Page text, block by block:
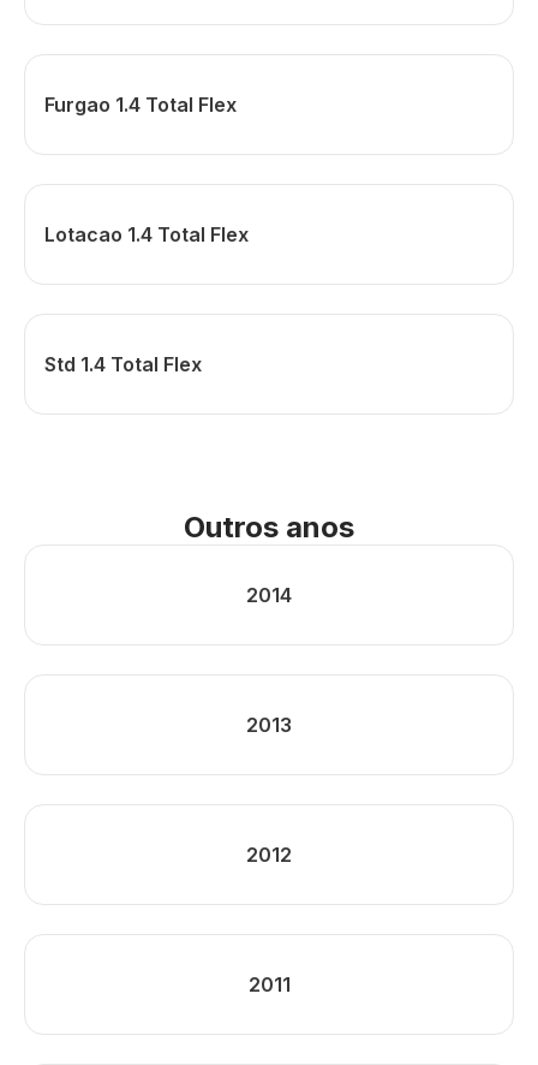
Furgao 1.4 Total Flex
Lotacao 1.4 Total Flex
Std 1.4 Total Flex
Outros anos
2014
2013
2012
2011